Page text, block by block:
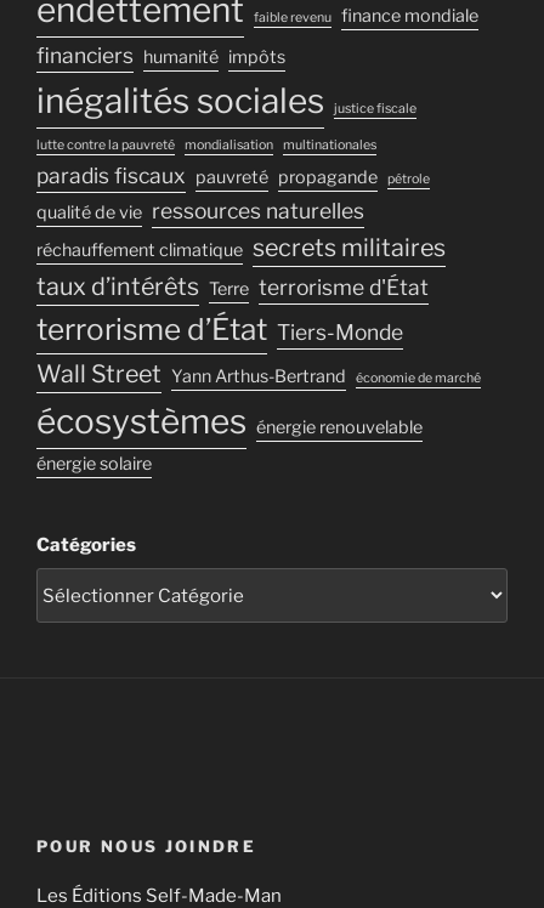
endettement faible revenu finance mondiale
financiers humanité impôts
inégalités sociales justice fiscale
lutte contre la pauvreté mondialisation multinationales
paradis fiscaux pauvreté propagande pétrole
qualité de vie ressources naturelles
réchauffement climatique secrets militaires
taux d’intérêts Terre terrorisme d'État
terrorisme d’État Tiers-Monde
Wall Street Yann Arthus-Bertrand économie de marché
écosystèmes énergie renouvelable
énergie solaire
Catégories
POUR NOUS JOINDRE
Les Éditions Self-Made-Man